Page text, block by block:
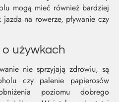
mogą mieć również bardziej
na rowerze, pływanie czy
używkach
nie sprzyjają zdrowiu, są
czy palenie papierosów
poziomu dobrego